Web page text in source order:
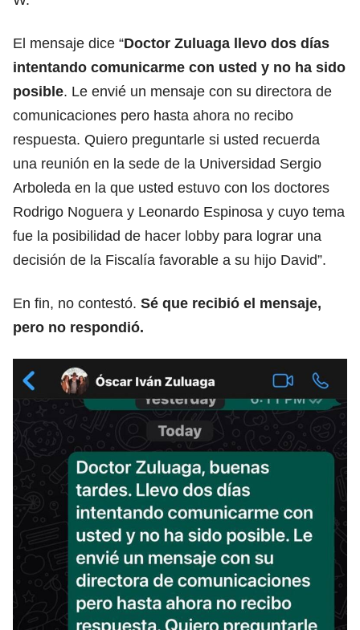
El mensaje dice “Doctor Zuluaga llevo dos días
intentando comunicarme con usted y no ha sido
posible. Le envié un mensaje con su directora de
comunicaciones pero hasta ahora no recibo
respuesta. Quiero preguntarle si usted recuerda
una reunión en la sede de la Universidad Sergio
Arboleda en la que usted estuvo con los doctores
Rodrigo Noguera y Leonardo Espinosa y cuyo tema
fue la posibilidad de hacer lobby para lograr una
decisión de la Fiscalía favorable a su hijo David”.
En fin, no contestó. Sé que recibió el mensaje,
pero no respondió.